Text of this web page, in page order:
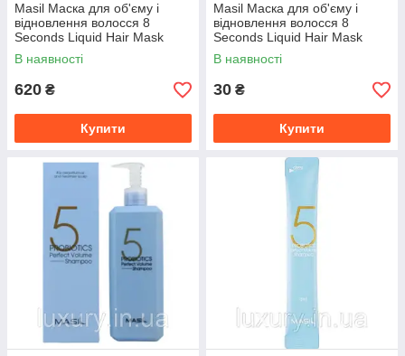
Masil Маска для об'єму і
відновлення волосся 8
Seconds Liquid Hair Mask
100ml 200
В наявності
620 ₴
Купити
Masil Маска для об'єму і
відновлення волосся 8
Seconds Liquid Hair Mask
100ml 8
В наявності
30 ₴
Купити